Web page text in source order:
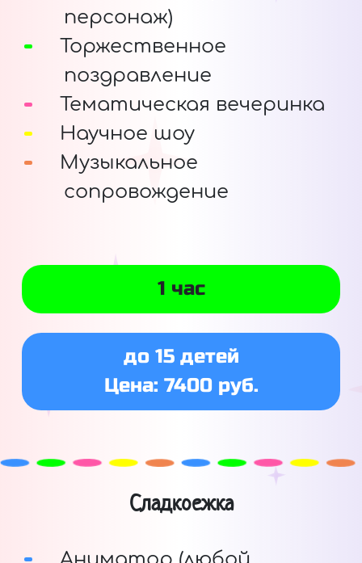
персонаж)
Торжественное
поздравление
Тематическая вечеринка
Научное шоу
Музыкальное
сопровождение
1 час
до 15 детей
Цена: 7400 руб.
Сладкоежка